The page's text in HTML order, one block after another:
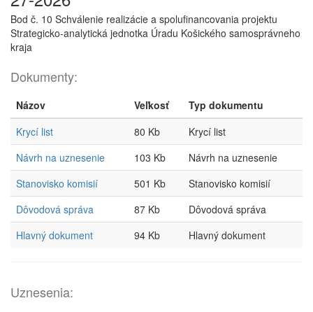
Bod č. 10 Schválenie realizácie a spolufinancovania projektu
Strategicko-analytická jednotka Úradu Košického samosprávneho
kraja
Dokumenty:
Názov Veľkosť
Typ dokumentu
Krycí list
80 Kb
Krycí list
Návrh na uznesenie
103 Kb
Návrh na uznesenie
Stanovisko komisií
501 Kb
Stanovisko komisií
Dôvodová správa
87 Kb
Dôvodová správa
Hlavný dokument
94 Kb Hlavný dokument
Uznesenia: